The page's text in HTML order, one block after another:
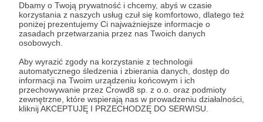
Dbamy o Twoją prywatność i chcemy, abyś w czasie
korzystania z naszych usług czuł się komfortowo, dlatego też
poniżej prezentujemy Ci najważniejsze informacje o
zasadach przetwarzania przez nas Twoich danych
osobowych.
Aby wyrazić zgody na korzystanie z technologii
automatycznego śledzenia i zbierania danych, dostęp do
informacji na Twoim urządzeniu końcowym i ich
przechowywanie przez Crowd8 sp. z o.o. oraz podmioty
zewnętrzne, które wspierają nas w prowadzeniu działalności,
kliknij AKCEPTUJĘ I PRZECHODZĘ DO SERWISU.
jest po przekazaniu podpisanego formularza "Zgodna na
założenie konta przez osobę niepełnoletnią", formularz
dostępny jest na stronie regulaminu Patronite.pl.